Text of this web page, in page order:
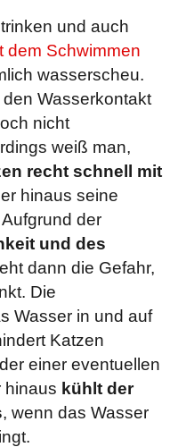
und auch
dem Schwimmen
wasserscheu.
Wasserkontakt
nicht
weiß man,
recht schnell mit
hinaus seine
der
und des
dann die Gefahr,
Die
Wasser in und auf
Katzen
einer eventuellen
hinaus kühlt der
, wenn das Wasser